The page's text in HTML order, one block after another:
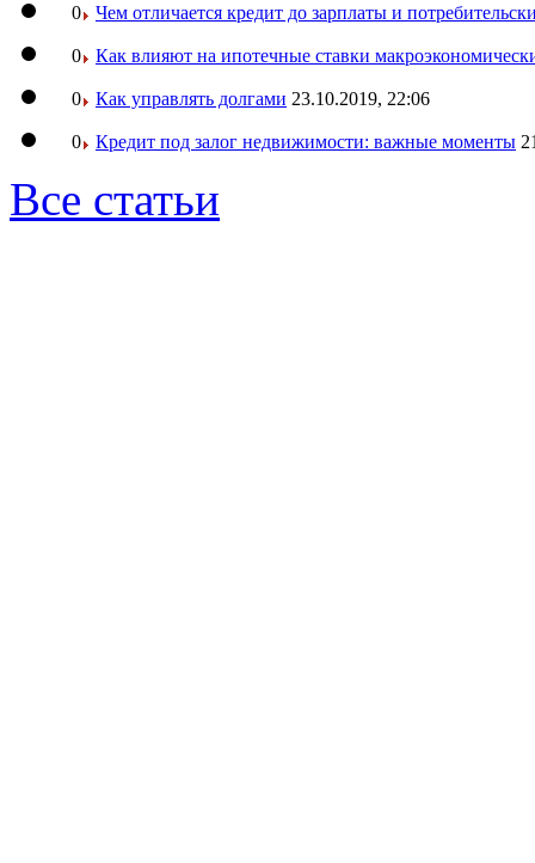
0 Чем отличается кредит до зарплаты и
0 Как влияют на ипотечные ставки
0 Как управлять долгами 23.10.2019, 22:06
0 Кредит под залог недвижимости: важные моменты
Все статьи